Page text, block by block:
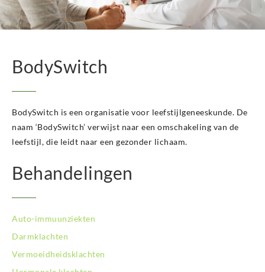
BodySwitch Hengelo OV
BodySwitch Het Gooi
BodySwitch Hoofddorp
BodySwitch Kerkrade
BodySwitch Krimpenerwaard
BodySwitch Leeuwarden
BodySwitch Lelystad
BodySwitch Maastricht
BodySwitch Nieuwegein
BodySwitch Oss
BodySwitch Purmerend
BodySwitch Roosendaal
BodySwitch
BodySwitch is een organisatie voor leefstijlgeneeskunde. De
naam ‘BodySwitch’ verwijst naar een omschakeling van de
leefstijl, die leidt naar een gezonder lichaam.
Behandelingen
Auto-immuunziekten
Darmklachten
Vermoeidheidsklachten